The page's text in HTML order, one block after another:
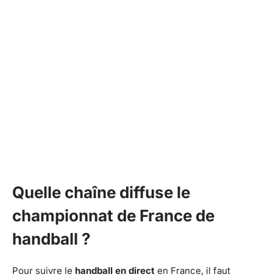
Quelle chaîne diffuse le
championnat de France de
handball ?
Pour suivre le handball en direct en France, il faut